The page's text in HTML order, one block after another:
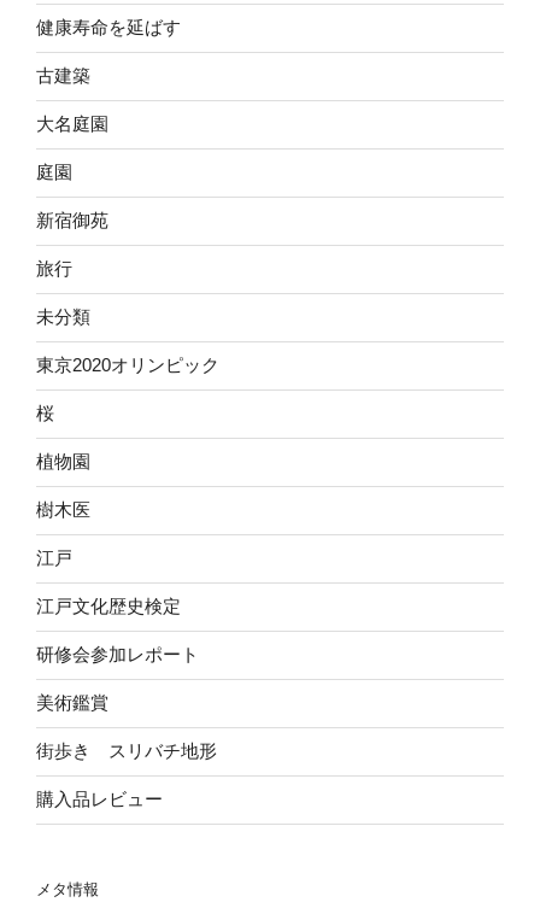
健康寿命を延ばす
古建築
大名庭園
庭園
新宿御苑
旅行
未分類
東京2020オリンピック
桜
植物園
樹木医
江戸
江戸文化歴史検定
研修会参加レポート
美術鑑賞
街歩き スリバチ地形
購入品レビュー
メタ情報